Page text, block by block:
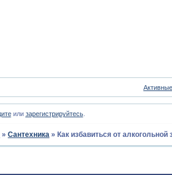
или зарегистрируйтесь.
»Сантехника » Как избавиться от